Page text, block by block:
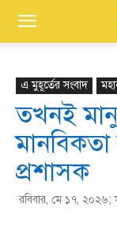
এ মুহূর্তের সংবাদ
তখনই
প্রশাসক
রবিবার, মে ১৭,